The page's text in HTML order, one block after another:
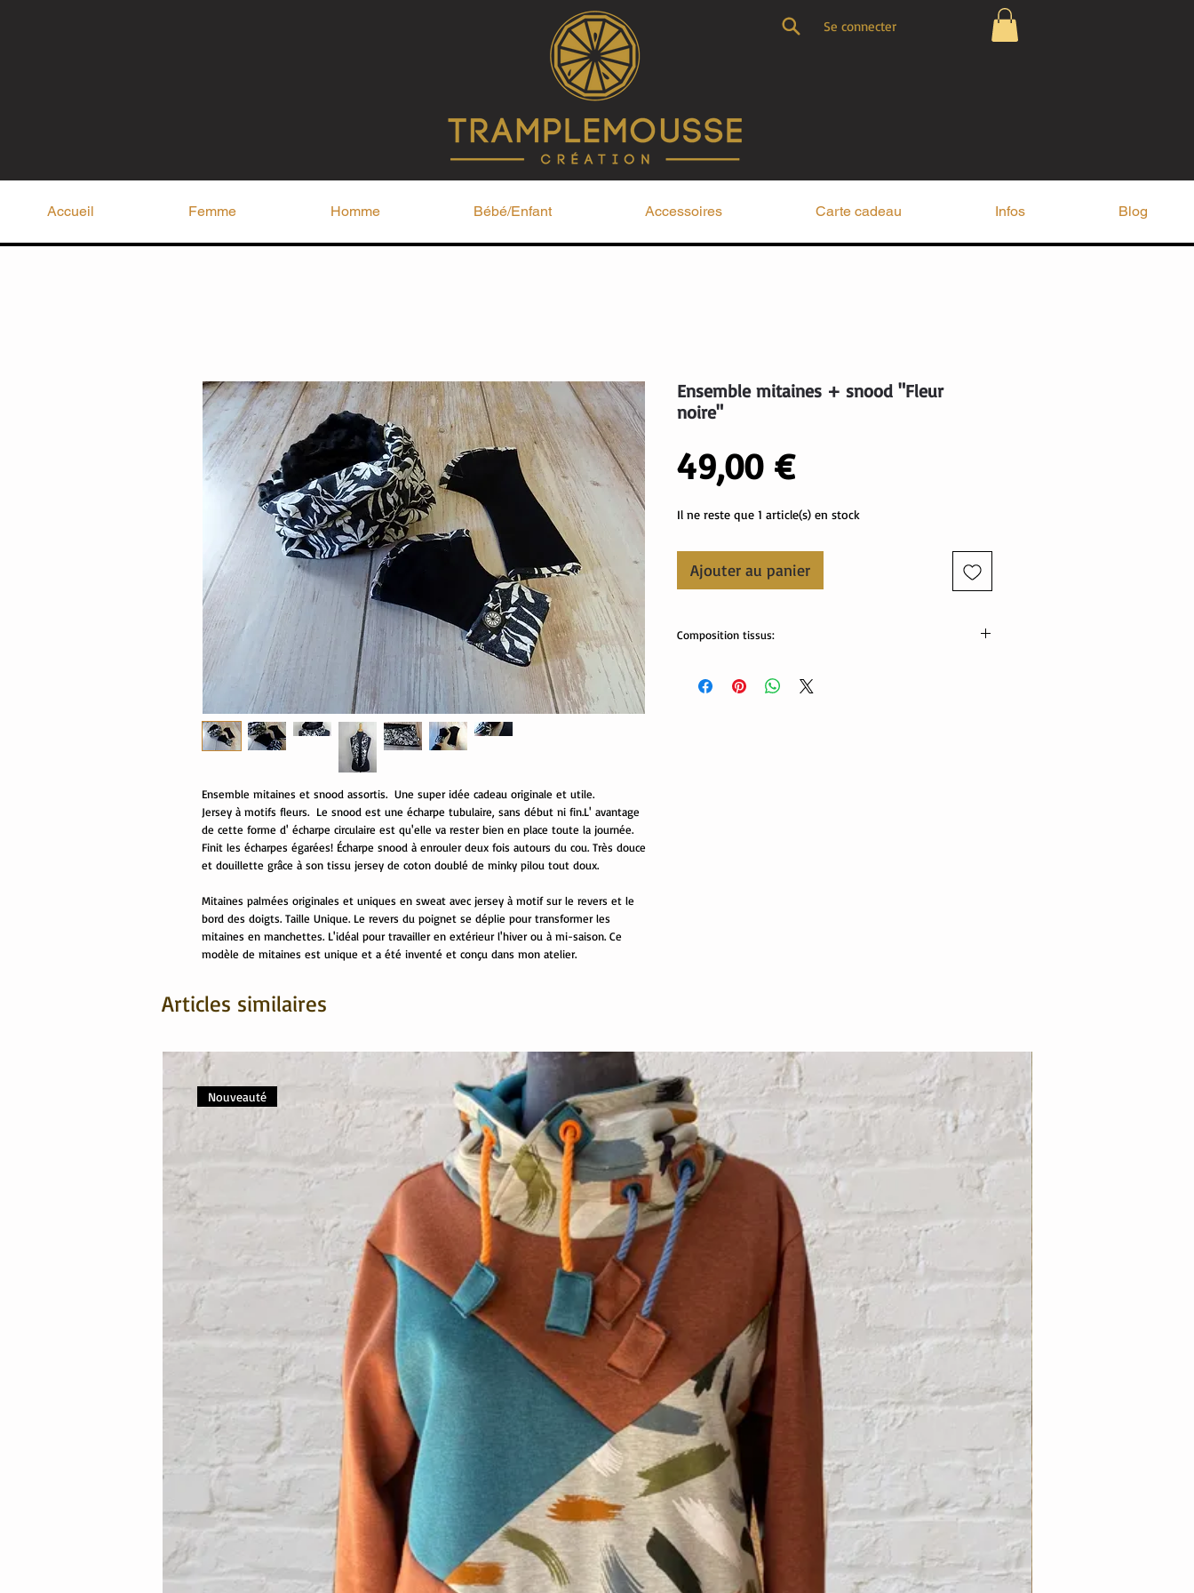
Ensemble mitaines et snood assortis. Une super idée cadeau originale et utile.
Jersey à motifs fleurs. Le snood est une écharpe tubulaire, sans début ni fin.L' avantage
de cette forme d' écharpe circulaire est qu'elle va rester bien en place toute la journée.
Finit les écharpes égarées! Écharpe snood à enrouler deux fois autours du cou. Très douce
et douillette grâce à son tissu jersey de coton doublé de minky pilou tout doux.
Mitaines palmées originales et uniques en sweat avec jersey à motif sur le revers et le
bord des doigts. Taille Unique. Le revers du poignet se déplie pour transformer les
mitaines en manchettes. L'idéal pour travailler en extérieur l'hiver ou à mi-saison. Ce
modèle de mitaines est unique et a été inventé et conçu dans mon atelier.
Ensemble mitaines + snood "Fleur
noire"
49,00 €Prix
Il ne reste que 1 article(s) en stock
Ajouter au panier
Composition tissus:
jersey: 95% coton, 5% élasthanne
Articles similaires
Nouveauté
Accueil Femme Homme Bébé/Enfant Accessoires Carte cadeau Infos Blog
Se connecter